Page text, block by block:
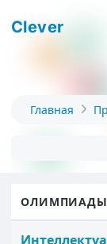
Clever
Главная
ОЛИМПИАДЫ